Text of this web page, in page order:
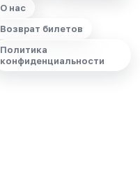
О нас
Возврат билетов
Политика
конфиденциальности